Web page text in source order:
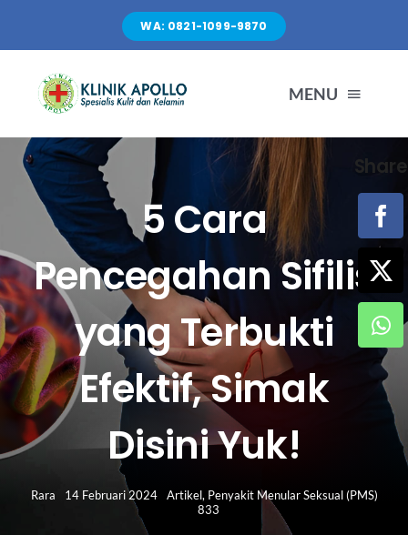
content
WA: 0821-1099-9870
MENU
TENTANG KAMI
LAYANAN
FASILITAS
ARTIKEL
HUBUNGI KAMI
for:
5 Cara
Pencegahan Sifilis
yang Terbukti
Efektif, Simak
Disini Yuk!
Rara 14 Februari 2024 Artikel, Penyakit Menular Seksual (PMS)
833
Share